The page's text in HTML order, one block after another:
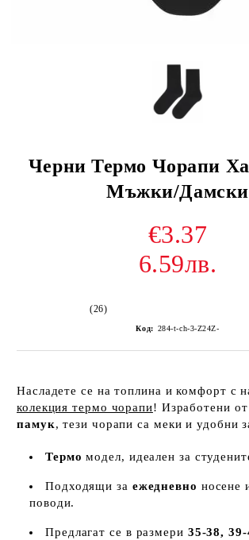
Черни Термо Чорапи
Мъжки/Дамски
€3.37
6.59лв.
(26)
Код: 284-t-ch-3-Z24Z-
Насладете се на топлина и комфорт с
колекция термо чорапи! Изработени
памук, тези чорапи са меки и удобни
Термо модел, идеален за
Подходящи за ежедневно носене
поводи.
Предлагат се в размери 35-38,